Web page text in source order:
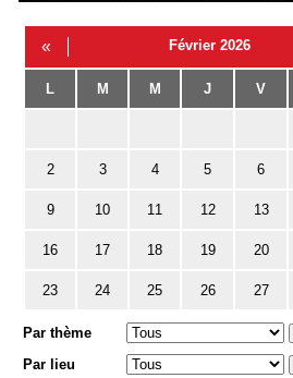
« Février 2026
L M M J V
2 3 4 5 6
9 10 11 12 13
16 17 18 19 20
23 24 25 26 27
Par thème
Par lieu